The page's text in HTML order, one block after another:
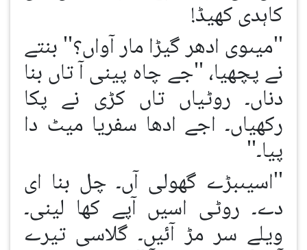
کاہدی کھیڈ!
''میںوی ادھر گیڑا مار آواں؟'' بنتے
نے پچھیا، ''جے چاہ پینی آ تاں بنا
دناں۔ روٹیاں تاں کڑی نے پکا
رکھیاں۔ اجے ادھا سفریا میٹ دا
پیا۔''
''اسیںبڑے گھولی آں۔ چل بنا ای
دے۔ روٹی اسیں آپے کھا لینی۔
ویلے سر مڑ آئیں۔ گلاسی تیرے